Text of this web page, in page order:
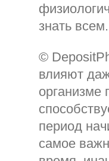
знать всем.
©
влияют
организме
период
самое